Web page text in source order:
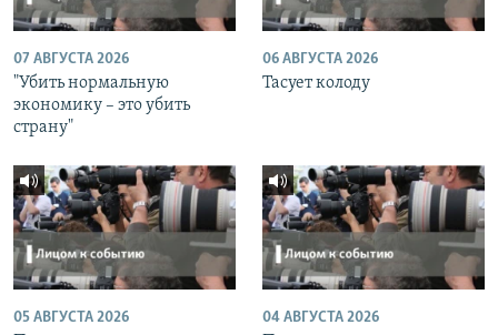
07 АВГУСТА 2026
"Убить нормальную
экономику – это убить
страну"
06 АВГУСТА 2026
Тасует колоду
05 АВГУСТА 2026 04 АВГУСТА 2026